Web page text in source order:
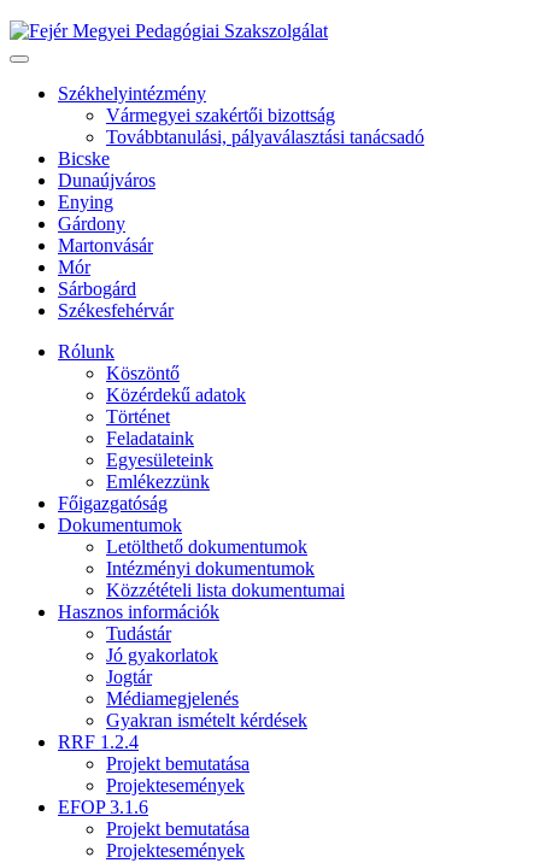
Székhelyintézmény
Vármegyei szakértői bizottság
Továbbtanulási, pályaválasztási tanácsadó
Bicske
Dunaújváros
Enying
Gárdony
Martonvásár
Mór
Sárbogárd
Székesfehérvár
Rólunk
Köszöntő
Közérdekű adatok
Történet
Feladataink
Egyesületeink
Emlékezzünk
Főigazgatóság
Dokumentumok
Letölthető dokumentumok
Intézményi dokumentumok
Közzétételi lista dokumentumai
Hasznos információk
Tudástár
Jó gyakorlatok
Jogtár
Médiamegjelenés
Gyakran ismételt kérdések
RRF 1.2.4
Projekt bemutatása
Projektesemények
EFOP 3.1.6
Projekt bemutatása
Projektesemények